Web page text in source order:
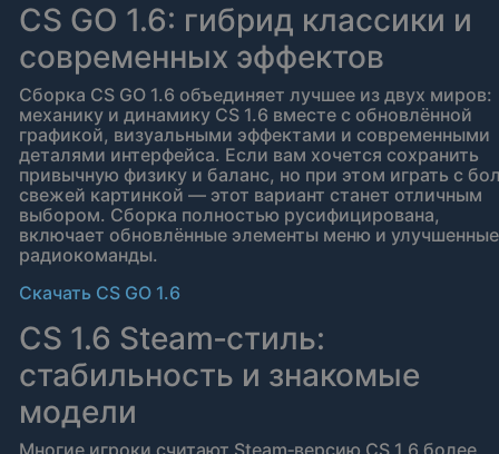
CS GO 1.6: гибрид классики и
современных эффектов
Сборка CS GO 1.6 объединяет лучшее из двух миров:
механику и динамику CS 1.6 вместе с обновлённой
графикой, визуальными эффектами и современными
деталями интерфейса. Если вам хочется сохранить
привычную физику и баланс, но при этом играть с
свежей картинкой — этот вариант станет отличным
выбором. Сборка полностью русифицирована,
включает обновлённые элементы меню и улучшенные
радиокоманды.
Скачать CS GO 1.6
CS 1.6 Steam‑стиль:
стабильность и знакомые
модели